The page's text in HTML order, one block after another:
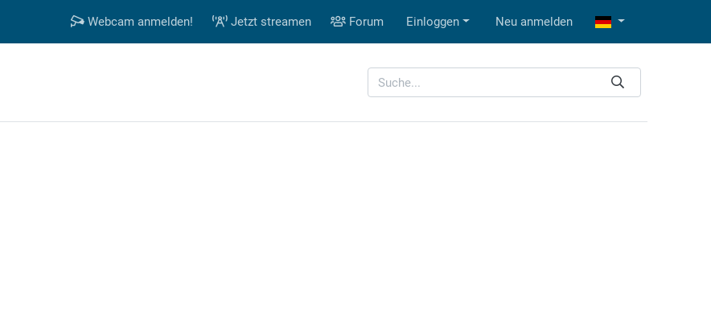
Webcam anmelden! Jetzt streamen Forum Einloggen Neu anmelden